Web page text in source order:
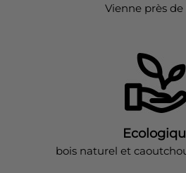
Vienne près de
bois naturel et